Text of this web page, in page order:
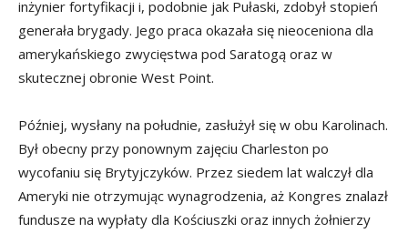
inżynier fortyfikacji i, podobnie jak Pułaski, zdobył stopień
generała brygady. Jego praca okazała się nieoceniona dla
amerykańskiego zwycięstwa pod Saratogą oraz w
skutecznej obronie West Point.
Później, wysłany na południe, zasłużył się w obu Karolinach.
Był obecny przy ponownym zajęciu Charleston po
wycofaniu się Brytyjczyków. Przez siedem lat walczył dla
Ameryki nie otrzymując wynagrodzenia, aż Kongres znalazł
fundusze na wypłaty dla Kościuszki oraz innych żołnierzy